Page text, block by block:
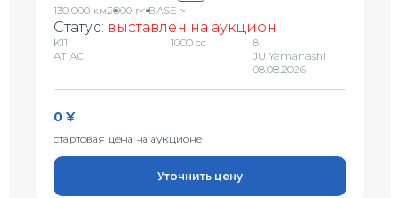
130 000 км2000 г< BASE >
Статус: выставлен на аукцион
K11
AT AC
1000 сс
8
JU Yamanashi
08.08.2026
0 ¥
стартовая цена на аукционе
Уточнить цену